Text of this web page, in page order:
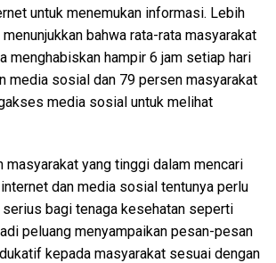
untuk menemukan informasi. Lebih
bahwa rata-rata masyarakat
menghabiskan hampir 6 jam setiap hari
media sosial dan 79 persen masyarakat
media sosial untuk melihat
masyarakat yang tinggi dalam mencari
dan media sosial tentunya perlu
bagi tenaga kesehatan seperti
peluang menyampaikan pesan-pesan
kepada masyarakat sesuai dengan